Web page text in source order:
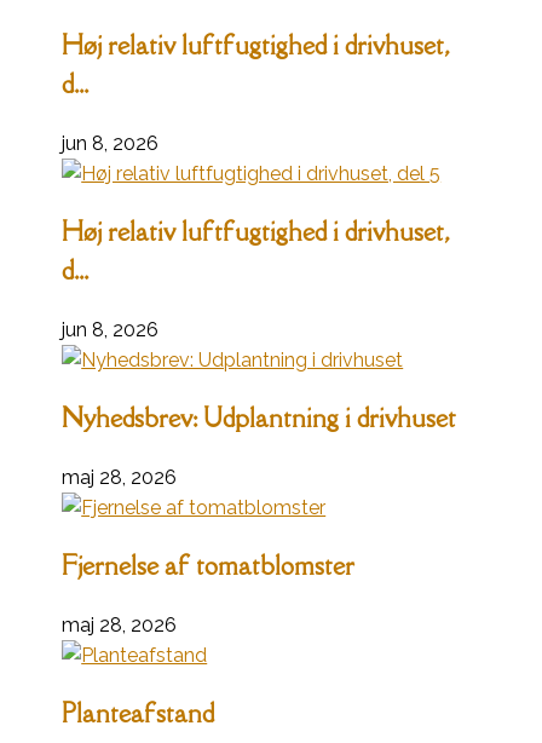
Høj relativ luftfugtighed i drivhuset,
d...
jun 8, 2026
Høj relativ luftfugtighed i drivhuset,
d...
jun 8, 2026
Nyhedsbrev: Udplantning i drivhuset
maj 28, 2026
Fjernelse af tomatblomster
maj 28, 2026
Planteafstand